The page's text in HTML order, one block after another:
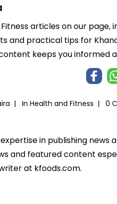
articles on our page,
and practical tips for
keeps you informed
| In Health and Fitness | 0
in publishing
and featured content
at kfoods.com.